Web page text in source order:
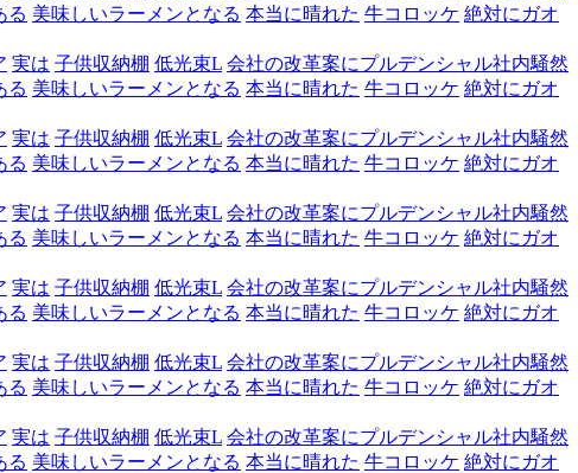
る 美味しいラーメンとなる 本当に晴れた 牛コロッケ 絶対にガオ
実は 子供収納棚 低光束L 会社の改革案にプルデンシャル社内騒然
る 美味しいラーメンとなる 本当に晴れた 牛コロッケ 絶対にガオ
実は 子供収納棚 低光束L 会社の改革案にプルデンシャル社内騒然
る 美味しいラーメンとなる 本当に晴れた 牛コロッケ 絶対にガオ
実は 子供収納棚 低光束L 会社の改革案にプルデンシャル社内騒然
る 美味しいラーメンとなる 本当に晴れた 牛コロッケ 絶対にガオ
実は 子供収納棚 低光束L 会社の改革案にプルデンシャル社内騒然
る 美味しいラーメンとなる 本当に晴れた 牛コロッケ 絶対にガオ
実は 子供収納棚 低光束L 会社の改革案にプルデンシャル社内騒然
る 美味しいラーメンとなる 本当に晴れた 牛コロッケ 絶対にガオ
実は 子供収納棚 低光束L 会社の改革案にプルデンシャル社内騒然
る 美味しいラーメンとなる 本当に晴れた 牛コロッケ 絶対にガオ